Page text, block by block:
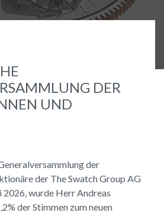
DER
UND
der
der The Swatch Group AG
2026, wurde Herr Andreas
der Stimmen zum neuen